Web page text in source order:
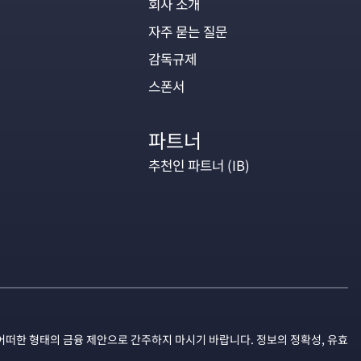
회사 소개
자주 묻는 질문
감독규제
스폰서
파트너
추천인 파트너 (IB)
한 형태의 금융 제안으로 간주하지 마시기 바랍니다. 정보의 정확성, 유효